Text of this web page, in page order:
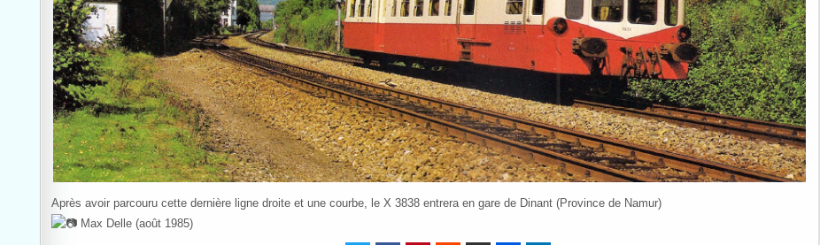
Après avoir parcouru cette dernière ligne droite et une courbe, le X 3838 entrera en gare de Dinant (Province de Namur)
Max Delle (août 1985)